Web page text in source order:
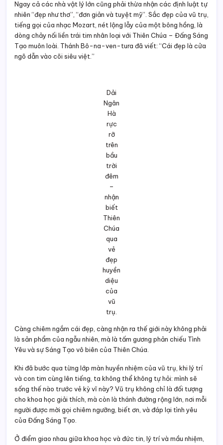
bầu
trời
đêm
–
nhận
qua
vẻ
đẹp
huyền
diệu
của
vũ
trụ.
Càng chiêm ngắm cái đẹp, càng nhận ra thế giới này không phải
là sản phẩm của ngẫu nhiên, mà là tấm gương phản chiếu Tình
Yêu và sự Sáng Tạo vô biên của Thiên Chúa.
Khi đã bước qua từng lớp màn huyền nhiệm của vũ trụ, khi lý trí
và con tim cùng lên tiếng, ta không thể không tự hỏi: mình sẽ
sống thế nào trước vẻ kỳ vĩ này? Vũ trụ không chỉ là đối tượng
cho khoa học giải thích, mà còn là thánh đường rộng lớn, nơi mỗi
người được mời gọi chiêm ngưỡng, biết ơn, và đáp lại tình yêu
Ở điểm giao nhau giữa khoa học và đức tin, lý trí và mầu nhiệm,
ta nhìn thấy ranh giới giữa “điều kiện” vật lý và “nguyên nhân”
siêu hình. Những câu trả lời khoa học giải thích “làm sao”, nhưng
cả những giả thuyết rộng lớn nhất như đa vũ trụ vẫn không giải
đáp được gốc rễ của mọi hiện hữu – tại sao lại có một luật lệ,
một hệ thống sinh vũ trụ, một “cỗ máy tạo ra mọi khả thể”, thay
Vũ trụ, vì thế, là lời gợi mở không ngừng cho lý trí: nếu sự sống,
thông tin, trật tự và vẻ đẹp đều xuất hiện không phải nhờ ngẫu
nhiên, thì đằng sau đó, là ai? Và tôi, giữa vũ trụ mênh mông này,
được gọi để làm gì, để sống thế nào, để hướng về Đấng nào?
và đáp trả. Nhưng chắc chắn, từ sự kỳ vĩ của tự nhiên, lý trí được